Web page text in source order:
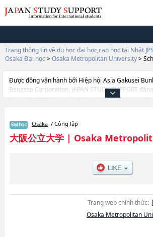
Trang thông tin về du học đại học,cao học tại Nhật
Osaka Đại học > Osaka Metropolitan University>
Được đồng vận hành bởi Hiệp hội Asia Gakusei
Benesse Corporation, JAPAN STUDY SUPPORT
khoảng 1.300 trường đại học, cao học, trường đại
thông tin cần thiết dành cho du học sinh, như là về
Sustainable System ScienceshoặcNgành School
ScienceshoặcNgành School of LawhoặcNgành
SciencehoặcNgành School of
AgriculturehoặcNgành School of Veterinary
như số lượng tuyển sinh, số lượng trúng tuyển, cở
Osaka / Công lập
大阪公立大学| Osaka
Trang web chính thức:
Osaka Metropolitan